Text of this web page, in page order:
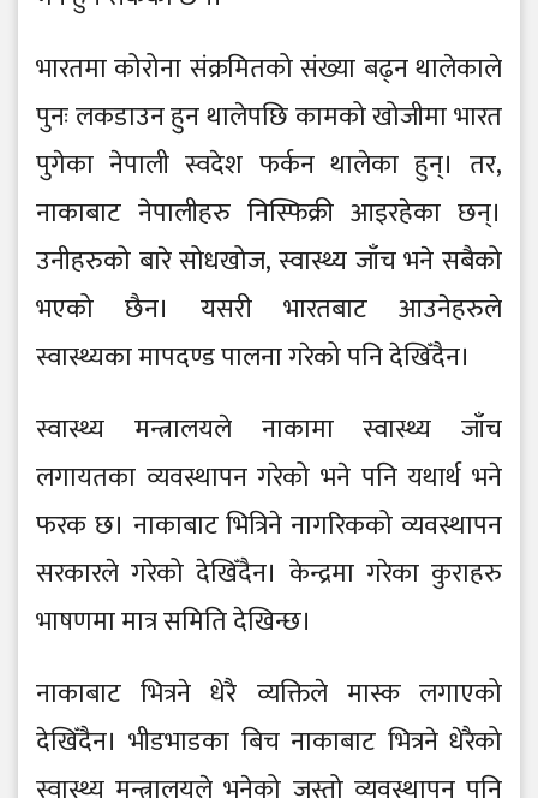
भारतमा कोरोना संक्रमितको संख्या बढ्न थालेकाले
पुनः लकडाउन हुन थालेपछि कामको खोजीमा भारत
पुगेका नेपाली स्वदेश फर्कन थालेका हुन्। तर,
नाकाबाट नेपालीहरु निस्फिक्री आइरहेका छन्।
उनीहरुको बारे सोधखोज, स्वास्थ्य जाँच भने सबैको
भएको छैन। यसरी भारतबाट आउनेहरुले
स्वास्थ्यका मापदण्ड पालना गरेको पनि देखिँदैन।
स्वास्थ्य मन्त्रालयले नाकामा स्वास्थ्य जाँच
लगायतका व्यवस्थापन गरेको भने पनि यथार्थ भने
फरक छ। नाकाबाट भित्रिने नागरिकको व्यवस्थापन
सरकारले गरेको देखिँदैन। केन्द्रमा गरेका कुराहरु
भाषणमा मात्र समिति देखिन्छ।
नाकाबाट भित्रने धेरै व्यक्तिले मास्क लगाएको
देखिँदैन। भीडभाडका बिच नाकाबाट भित्रने धेरैको